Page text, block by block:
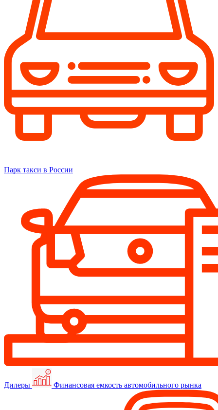
Парк такси в России
Дилеры Финансовая емкость автомобильного рынка